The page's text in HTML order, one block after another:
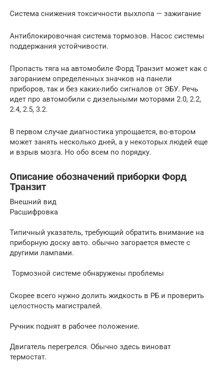
Система снижения токсичности выхлопа — зажигание
Антиблокировочная система тормозов. Насос системы
поддержания устойчивости.
Пропасть тяга на автомобиле Форд Транзит может как с
загоранием определенных значков на панели
приборов, так и без каких-либо сигналов от ЭБУ. Речь
идет про автомобили с дизельными моторами 2.0, 2.2,
2.4, 2.5, 3.2.
В первом случае диагностика упрощается, во-втором
может занять несколько дней, а у некоторых людей еще
и взрыв мозга. Но обо всем по порядку.
Описание обозначений приборки Форд
Транзит
Внешний вид
Расшифровка
Типичный указатель, требующий обратить внимание на
приборную доску авто. обычно загорается вместе с
другими лампами.
Тормозной системе обнаружены проблемы
Скорее всего нужно долить жидкость в РБ и проверить
целостность магистралей.
Ручник поднят в рабочее положение.
Двигатель перегрелся. Обычно здесь виноват
термостат.